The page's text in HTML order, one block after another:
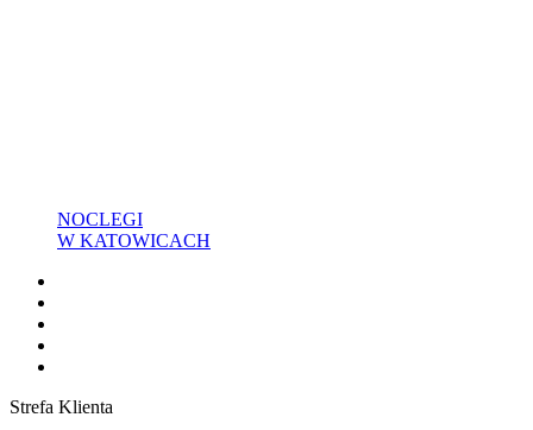
NOCLEGI
W KATOWICACH
Strefa Klienta